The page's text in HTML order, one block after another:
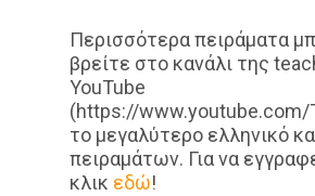
Περισσότερα πειράματα
βρείτε στο κανάλι της
YouTube
(https://www.youtube.com/
το μεγαλύτερο ελληνικό
πειραμάτων. Για να
κλικ εδώ!